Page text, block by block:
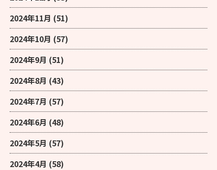
2024年11月 (51)
2024年10月 (57)
2024年9月 (51)
2024年8月 (43)
2024年7月 (57)
2024年6月 (48)
2024年5月 (57)
2024年4月 (58)